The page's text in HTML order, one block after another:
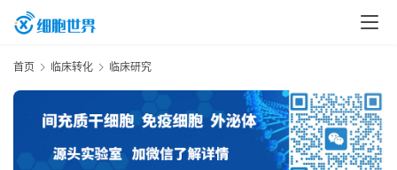
首页 临床转化 临床研究